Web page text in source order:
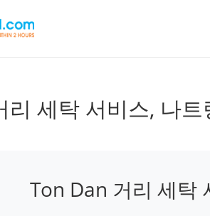
리 세탁 서비스, 나트
Ton Dan 거리 세탁